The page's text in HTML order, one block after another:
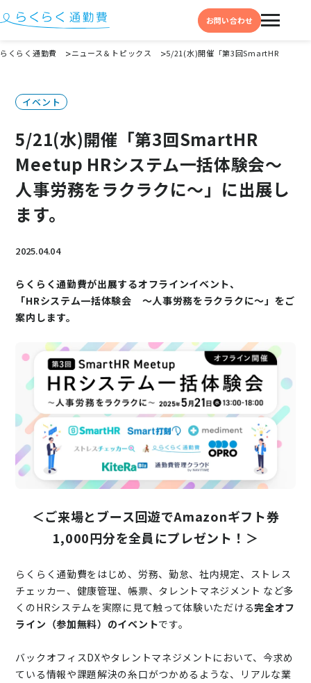
お問い合わせ
選ばれる理由
事例
料金
イベント・セミナー
お役立ち情報
お役立ちコラム
お役立ち資料
ニュース
通勤費システム適合診断
導入効果シミュレーション
お問い合わせ 料金・概要資料をDL
らくらく通勤費 ニュース＆トピックス 5/21(水)開催「第3回SmartHR Meetup
イベント
5/21(水)開催「第3回SmartHR
Meetup HRシステム一括体験会～
人事労務をラクラクに～」に出展し
ます。
2025.04.04
らくらく通勤費が出展するオフラインイベント、
「HRシステム一括体験会 ～人事労務をラクラクに～」をご
案内します。
＜ご来場とブース回遊でAmazonギフト券
1,000円分を全員にプレゼント！＞
らくらく通勤費をはじめ、労務、勤怠、社内規定、ストレス
チェッカー、健康管理、帳票、タレントマネジメント など多
くのHRシステムを実際に見て触って体験いただける完全オフ
ライン（参加無料）のイベントです。
バックオフィスDXやタレントマネジメントにおいて、今求め
ている情報や課題解決の糸口がつかめるような、リアルな業